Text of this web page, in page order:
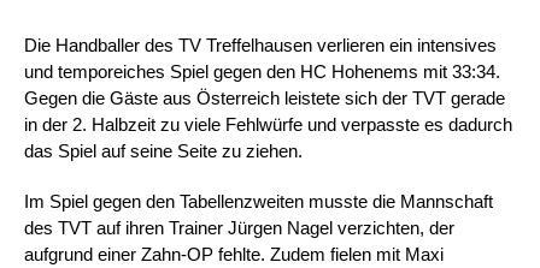
Die Handballer des TV Treffelhausen verlieren ein intensives
und temporeiches Spiel gegen den HC Hohenems mit 33:34.
Gegen die Gäste aus Österreich leistete sich der TVT gerade
in der 2. Halbzeit zu viele Fehlwürfe und verpasste es dadurch
das Spiel auf seine Seite zu ziehen.
Im Spiel gegen den Tabellenzweiten musste die Mannschaft
des TVT auf ihren Trainer Jürgen Nagel verzichten, der
aufgrund einer Zahn-OP fehlte. Zudem fielen mit Maxi